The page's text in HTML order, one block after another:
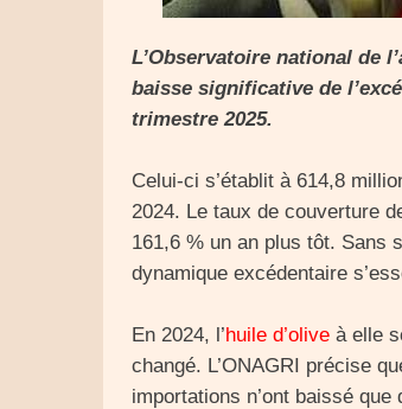
L’Observatoire national de
baisse significative de
trimestre 2025.
Celui-ci s’établit à 614,8
2024. Le taux de couverture
161,6 % un an plus tôt. Sans
dynamique excédentaire
En 2024, l’huile d’olive à elle
changé. L’ONAGRI précise
importations n’ont baissé